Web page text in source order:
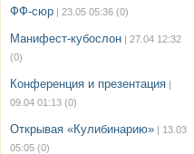
ФФ-сюр | 23.05 05:36 (0)
Манифест-кубослон | 27.04 12:32
(0)
Конференция и презентация |
09.04 01:13 (0)
Открывая «Кулибинарию» | 13.03
05:05 (0)